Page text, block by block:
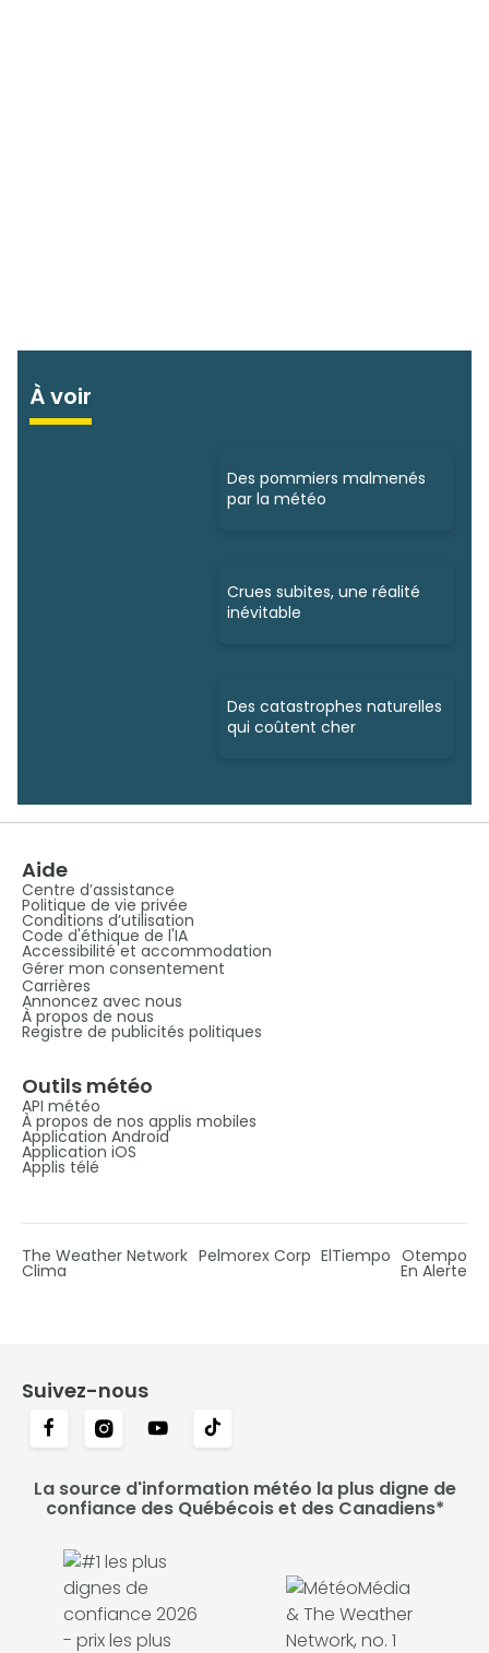
À voir
Des pommiers malmenés
par la météo
Crues subites, une réalité
inévitable
Des catastrophes naturelles
qui coûtent cher
Aide
Centre d’assistance
Politique de vie privée
Conditions d’utilisation
Code d'éthique de l'IA
Accessibilité et accommodation
Gérer mon consentement
Carrières
Annoncez avec nous
À propos de nous
Registre de publicités politiques
Outils météo
API météo
À propos de nos applis mobiles
Application Android
Application iOS
Applis télé
The Weather Network Pelmorex Corp ElTiempo Otempo
Clima En Alerte
Suivez-nous
La source d'information météo la plus digne de
confiance des Québécois et des Canadiens*